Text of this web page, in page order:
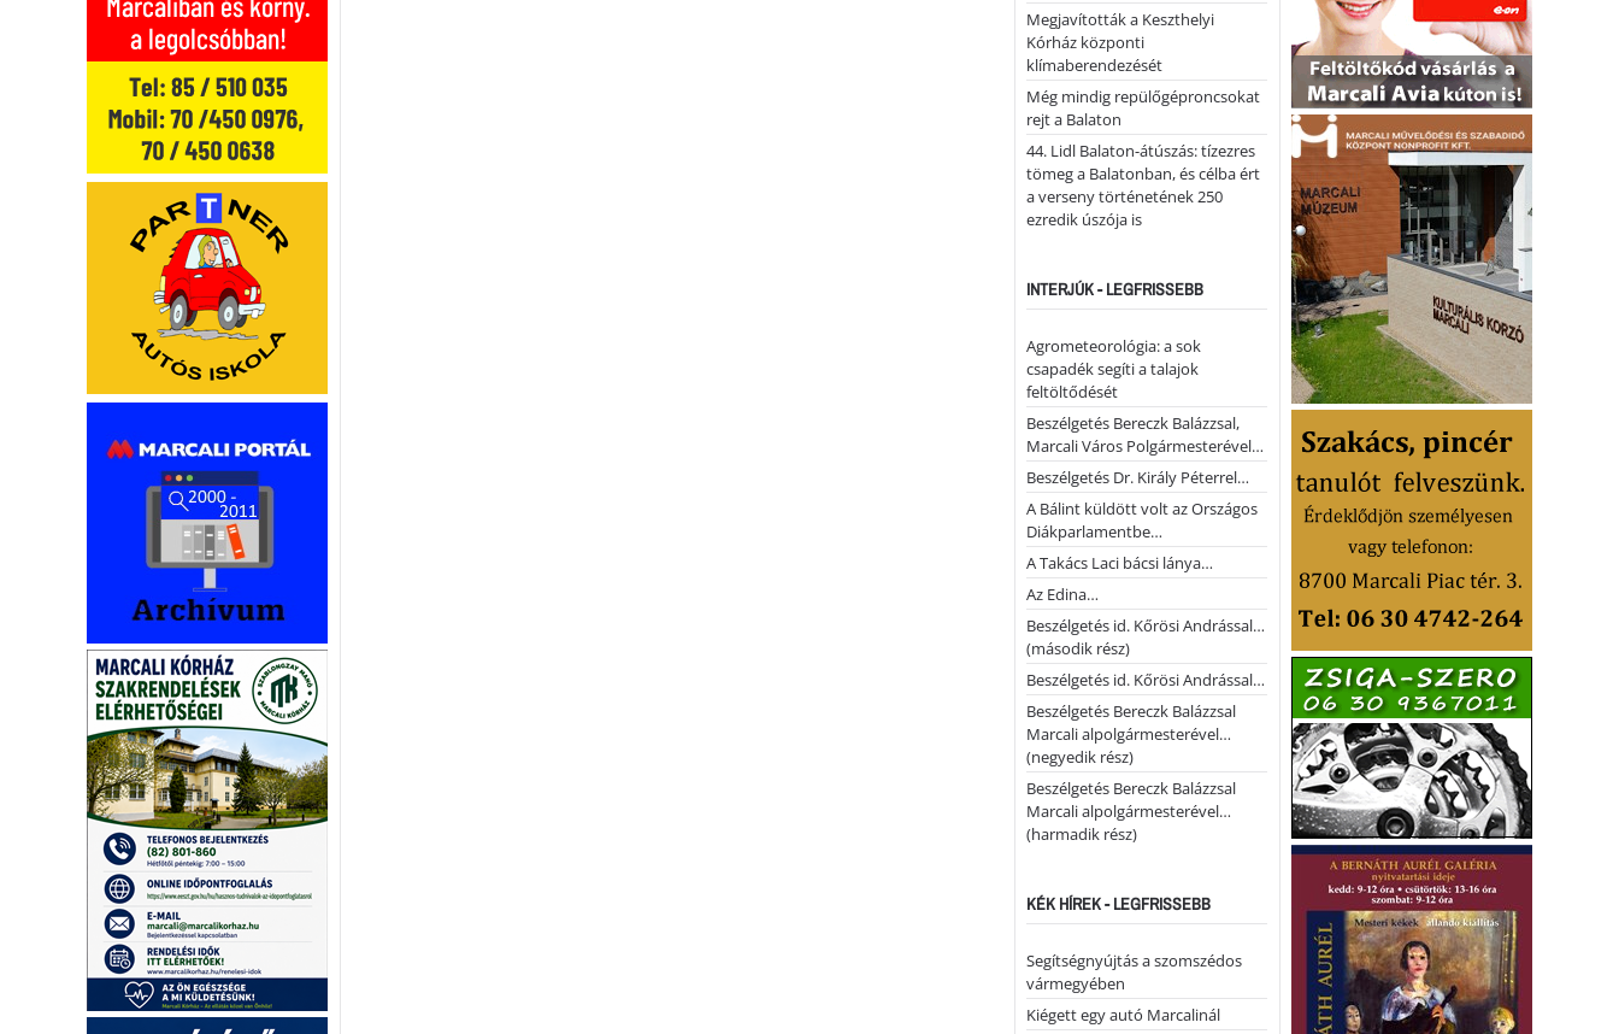
Megjavították a Keszthelyi
Kórház központi
klímaberendezését
Még mindig repülőgéproncsokat
rejt a Balaton
44. Lidl Balaton-átúszás: tízezres
tömeg a Balatonban, és célba ért
a verseny történetének 250
ezredik úszója is
INTERJÚK - LEGFRISSEBB
Agrometeorológia: a sok
csapadék segíti a talajok
feltöltődését
Beszélgetés Bereczk Balázzsal,
Marcali Város Polgármesterével…
Beszélgetés Dr. Király Péterrel…
A Bálint küldött volt az Országos
Diákparlamentbe…
A Takács Laci bácsi lánya…
Az Edina…
Beszélgetés id. Kőrösi Andrással…
(második rész)
Beszélgetés id. Kőrösi Andrással…
Beszélgetés Bereczk Balázzsal
Marcali alpolgármesterével…
(negyedik rész)
Beszélgetés Bereczk Balázzsal
Marcali alpolgármesterével…
(harmadik rész)
KÉK HÍREK - LEGFRISSEBB
Segítségnyújtás a szomszédos
vármegyében
Kiégett egy autó Marcalinál